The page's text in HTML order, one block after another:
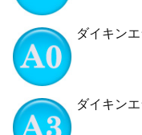
ダイキン
ダイキン